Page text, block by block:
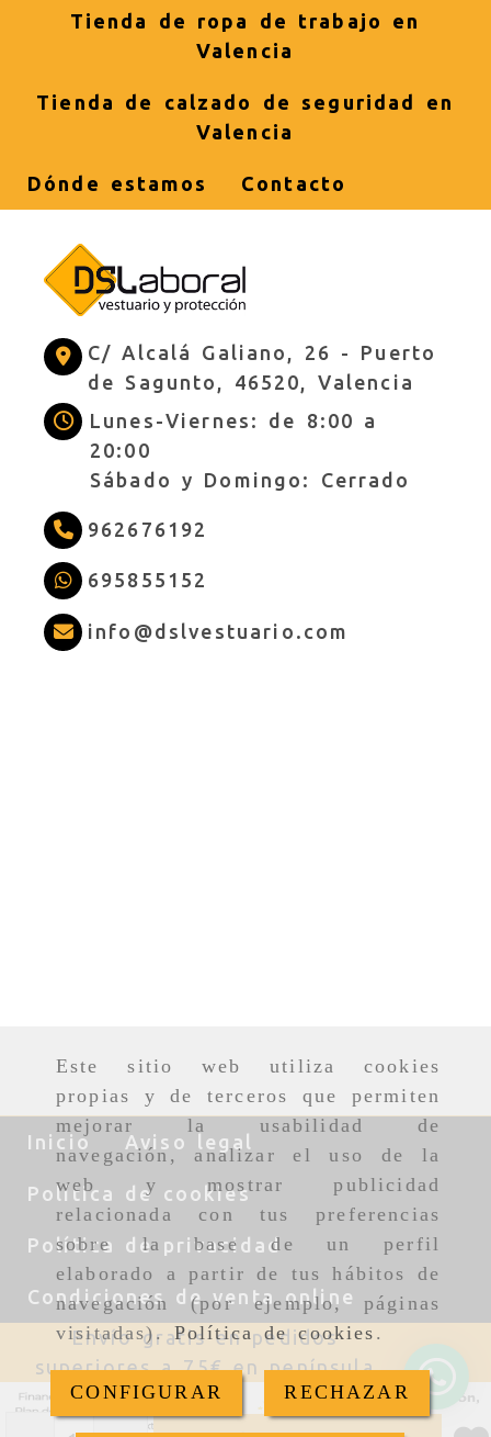
Este sitio web utiliza cookies
propias y de terceros que permiten
mejorar la usabilidad de
navegación, analizar el uso de la
web y mostrar publicidad
relacionada con tus preferencias
sobre la base de un perfil
elaborado a partir de tus hábitos de
navegación (por ejemplo, páginas
visitadas).Política de cookies .
CONFIGURAR RECHAZAR
Tienda de ropa de trabajo en
Valencia
Tienda de calzado de seguridad en
Valencia
Dónde estamos Contacto
C/ Alcalá Galiano, 26 - Puerto
de Sagunto, 46520, Valencia
Lunes-Viernes: de 8:00 a
20:00
Sábado y Domingo: Cerrado
962676192
695855152
info dslvestuario.com
Inicio Aviso legal
Política de cookies
Política de privacidad
Condiciones de venta online
Envío gratis en pedidos
superiores a 75€ en península